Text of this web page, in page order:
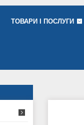
ТОВАРИ І ПОСЛУГИ